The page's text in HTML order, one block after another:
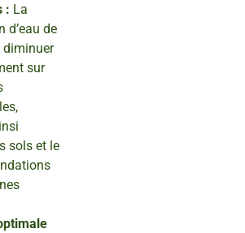
: La
d’eau de
diminuer
sur
sols et le